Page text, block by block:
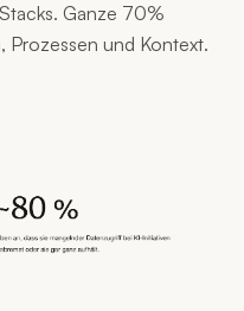
Ganze 70%
Prozessen und Kontext.